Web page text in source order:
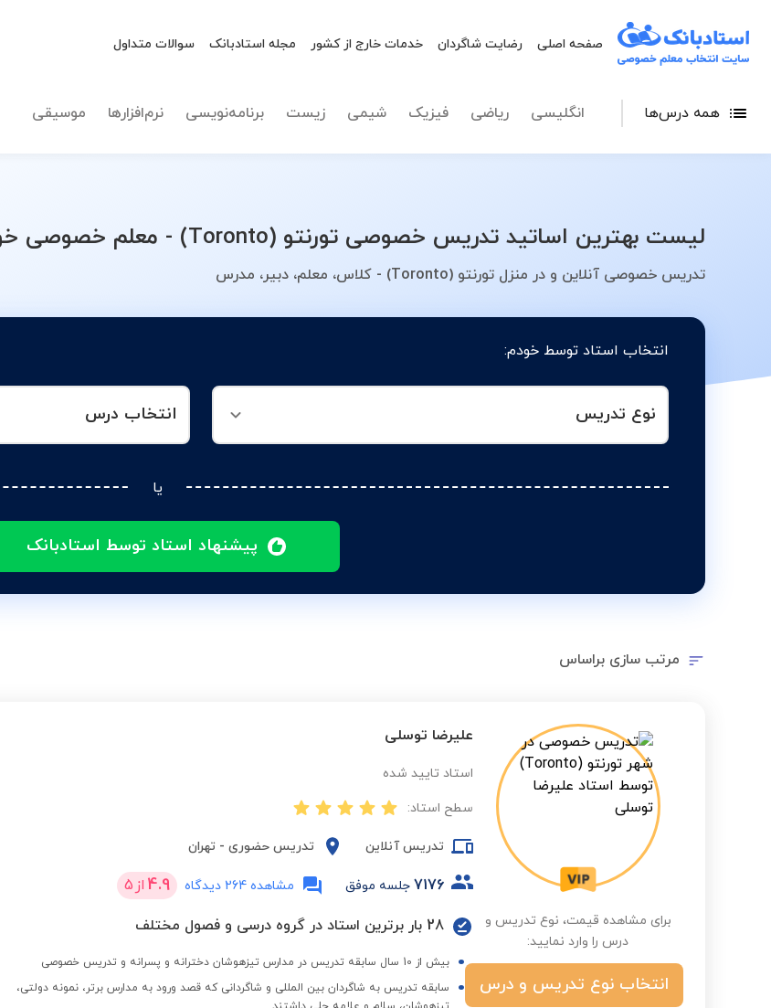
صفحه اصلی رضایت شاگردان خدمات خارج از کشور مجله استادبانک سوالات متداول
همه درس‌ها انگلیسی ریاضی فیزیک شیمی زیست برنامه‌نویسی نرم‌افزارها موسیقی
لیست بهترین اساتید تدریس خصوصی تورنتو (Toronto) - معلم خصوصی خود را انتخاب کنید.
تدریس خصوصی آنلاین و در منزل تورنتو (Toronto) - کلاس، معلم، دبیر، مدرس
انتخاب استاد توسط خودم:
نوع تدریس انتخاب درس
یا
پیشنهاد استاد توسط استادبانک
نوع تدریس
مرتب سازی براساس
برای مشاهده قیمت، نوع تدریس و
درس را وارد نمایید:
انتخاب نوع تدریس و درس
علیرضا توسلی
استاد تایید شده
سطح استاد:
تدریس آنلاین تدریس حضوری - تهران
7176 جلسه موفق مشاهده 264 دیدگاه 4.9 از 5
28 بار برترین استاد در گروه درسی و فصول مختلف
بیش از 10 سال سابقه تدریس در مدارس تیزهوشان دخترانه و پسرانه و تدریس خصوصی
سابقه تدریس به شاگردان بین المللی و شاگردانی که قصد ورود به مدارس برتر، نمونه دولتی،